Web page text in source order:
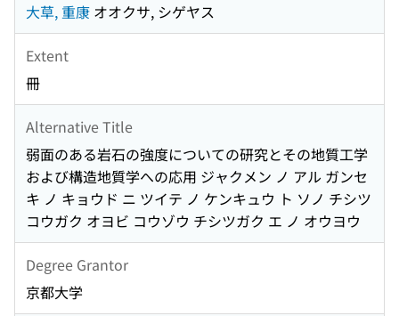
大草, 重康 オオクサ, シゲヤス
Extent
冊
Alternative Title
弱面のある岩石の強度についての研究とその地質工学
および構造地質学への応用 ジャクメン ノ アル ガンセ
キ ノ キョウド ニ ツイテ ノ ケンキュウ ト ソノ チシツ
コウガク オヨビ コウゾウ チシツガク エ ノ オウヨウ
Degree Grantor
京都大学